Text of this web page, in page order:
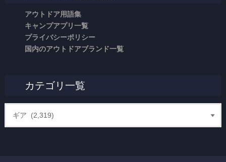
アウトドア用語集
キャンプアプリ一覧
プライバシーポリシー
国内のアウトドアブランド一覧
カテゴリ一覧